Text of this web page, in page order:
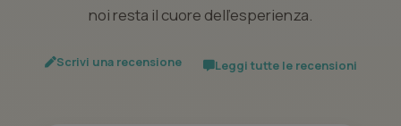
noi resta il cuore dell’esperienza.
Scrivi una recensione Leggi tutte le recensioni